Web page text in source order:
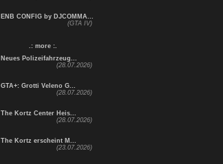
ENB CONFIG by DJCOMMA...
(GTA IV)
.: more :.
Neues Polizeifahrzeug...
(28.07.2026)
GTA+: Grotti Veleno G...
(28.07.2026)
The Kortz Center Heis...
(28.07.2026)
The Kortz erscheint M...
(23.07.2026)